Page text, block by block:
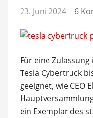
23. Juni 2024 | 6
Für eine
Tesla Cybertruck
geeignet, wie CEO
ein Exemplar des